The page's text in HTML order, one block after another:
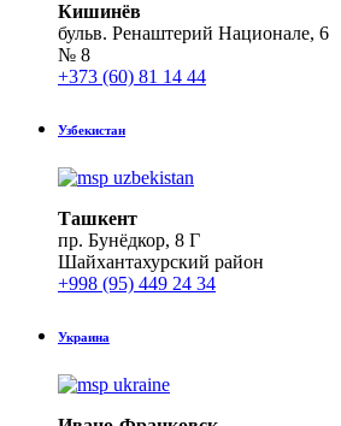
Кишинёв
бульв. Ренаштерий Национале, 6
№ 8
+373 (60) 81 14 44
Узбекистан
Ташкент
пр. Бунёдкор, 8 Г
Шайхантахурский район
+998 (95) 449 24 34
Украина